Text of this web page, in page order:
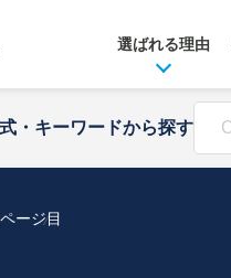
選ばれる理由
・キーワードから探す
ージ目